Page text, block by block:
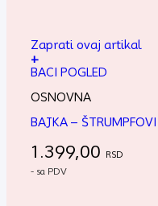
Zaprati ovaj artikal
+
BACI POGLED
OSNOVNA
BAJKA – ŠTRUMPFOVI
1.399,00 RSD
- sa PDV